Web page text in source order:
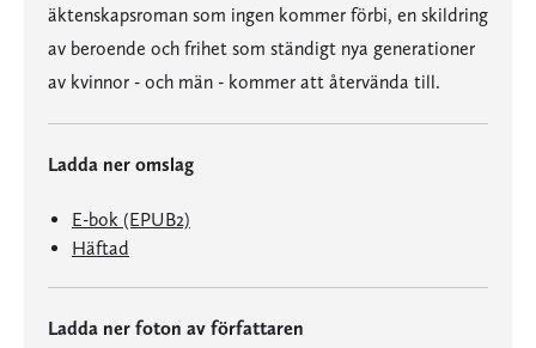
äktenskapsroman som ingen kommer förbi, en skildring
av beroende och frihet som ständigt nya generationer
av kvinnor - och män - kommer att återvända till.
Ladda ner omslag
E-bok (EPUB2)
Häftad
Ladda ner foton av författaren